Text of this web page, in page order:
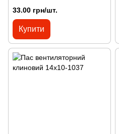
33.00 грн/шт.
Купити